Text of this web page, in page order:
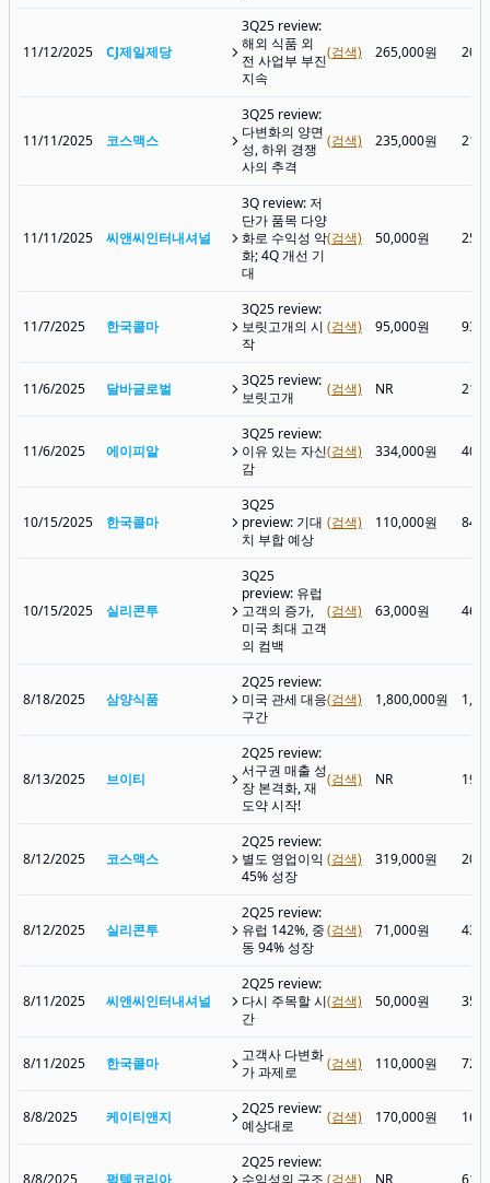
11/12/2025 CJ제일제당
3Q25 review:
해외 식품 외
전 사업부 부진
지속
(검색) 265,000원
11/11/2025 코스맥스
3Q25 review:
다변화의 양면
성, 하위 경쟁
사의 추격
(검색) 235,000원
11/11/2025 씨앤씨인터내셔널
3Q review: 저
단가 품목 다양
화로 수익성 악
화; 4Q 개선 기
대
(검색) 50,000원
11/7/2025 한국콜마
3Q25 review:
보릿고개의 시
작
(검색) 95,000원
11/6/2025 달바글로벌
3Q25 review:
보릿고개
(검색) NR
11/6/2025 에이피알
3Q25 review:
이유 있는 자신
감
(검색) 334,000원
10/15/2025 한국콜마
3Q25
preview: 기대
치 부합 예상
(검색) 110,000원
10/15/2025 실리콘투
3Q25
preview: 유럽
고객의 증가,
미국 최대 고객
의 컴백
(검색) 63,000원
8/18/2025 삼양식품
2Q25 review:
미국 관세 대응
구간
(검색) 1,800,000원
8/13/2025 브이티
2Q25 review:
서구권 매출 성
장 본격화, 재
도약 시작!
(검색) NR
8/12/2025 코스맥스
2Q25 review:
별도 영업이익
45% 성장
(검색) 319,000원
8/12/2025 실리콘투
2Q25 review:
유럽 142%, 중
동 94% 성장
(검색) 71,000원
8/11/2025 씨앤씨인터내셔널
2Q25 review:
다시 주목할 시
간
(검색) 50,000원
8/11/2025 한국콜마
고객사 다변화
가 과제로
(검색) 110,000원
8/8/2025 케이티앤지
2Q25 review:
예상대로
(검색) 170,000원
8/8/2025 펌텍코리아
2Q25 review:
수익성의 구조 (검색) NR